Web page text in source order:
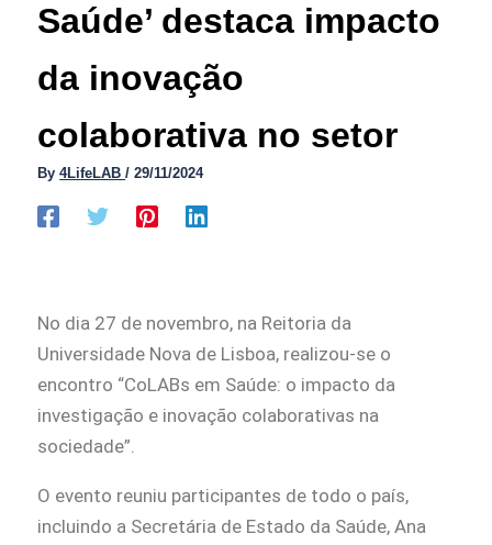
Saúde’ destaca impacto
da inovação
colaborativa no setor
By4LifeLAB/29/11/2024
No dia 27 de novembro, na Reitoria da
Universidade Nova de Lisboa, realizou-se o
encontro “CoLABs em Saúde: o impacto da
investigação e inovação colaborativas na
sociedade”.
O evento reuniu participantes de todo o país,
incluindo a Secretária de Estado da Saúde, Ana